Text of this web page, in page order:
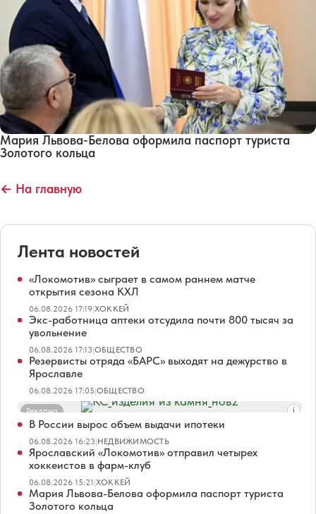
Мария Львова-Белова оформила паспорт туриста
Золотого кольца
← На главную
Лента новостей
«Локомотив» сыграет в самом раннем матче
открытия сезона КХЛ
06.08.2026 17:19|ХОККЕЙ
Экс-работница аптеки отсудила почти 800 тысяч за
увольнение
06.08.2026 17:13|ОБЩЕСТВО
Резервисты отряда «БАРС» выходят на дежурство в
Ярославле
06.08.2026 17:05|ОБЩЕСТВО
Реклама
В России вырос объем выдачи ипотеки
06.08.2026 16:23|НЕДВИЖИМОСТЬ
Ярославский «Локомотив» отправил четырех
хоккеистов в фарм-клуб
06.08.2026 15:21|ХОККЕЙ
Мария Львова-Белова оформила паспорт туриста
Золотого кольца